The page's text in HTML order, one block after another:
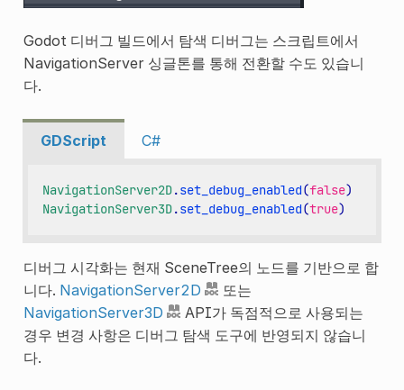
Godot 디버그 빌드에서 탐색 디버그는 스크립트에서
NavigationServer 싱글톤를 통해 전환할 수도 있습니
다.
GDScript C#
NavigationServer2D.set_debug_enabled(false)
NavigationServer3D.set_debug_enabled(true)
디버그 시각화는 현재 SceneTree의 노드를 기반으로 합
니다. NavigationServer2D
또는
NavigationServer3D
API가 독점적으로 사용되는
경우 변경 사항은 디버그 탐색 도구에 반영되지 않습니
다.